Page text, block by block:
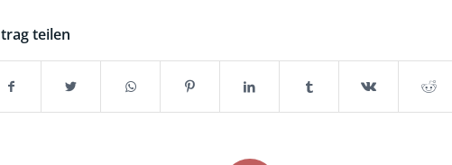
teilen